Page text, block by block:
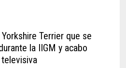
Terrier que se
la IIGM y acabo